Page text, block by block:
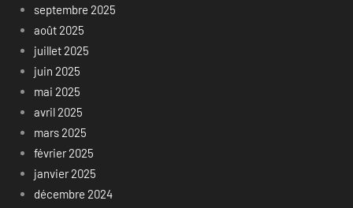
septembre 2025
août 2025
juillet 2025
juin 2025
mai 2025
avril 2025
mars 2025
février 2025
janvier 2025
décembre 2024